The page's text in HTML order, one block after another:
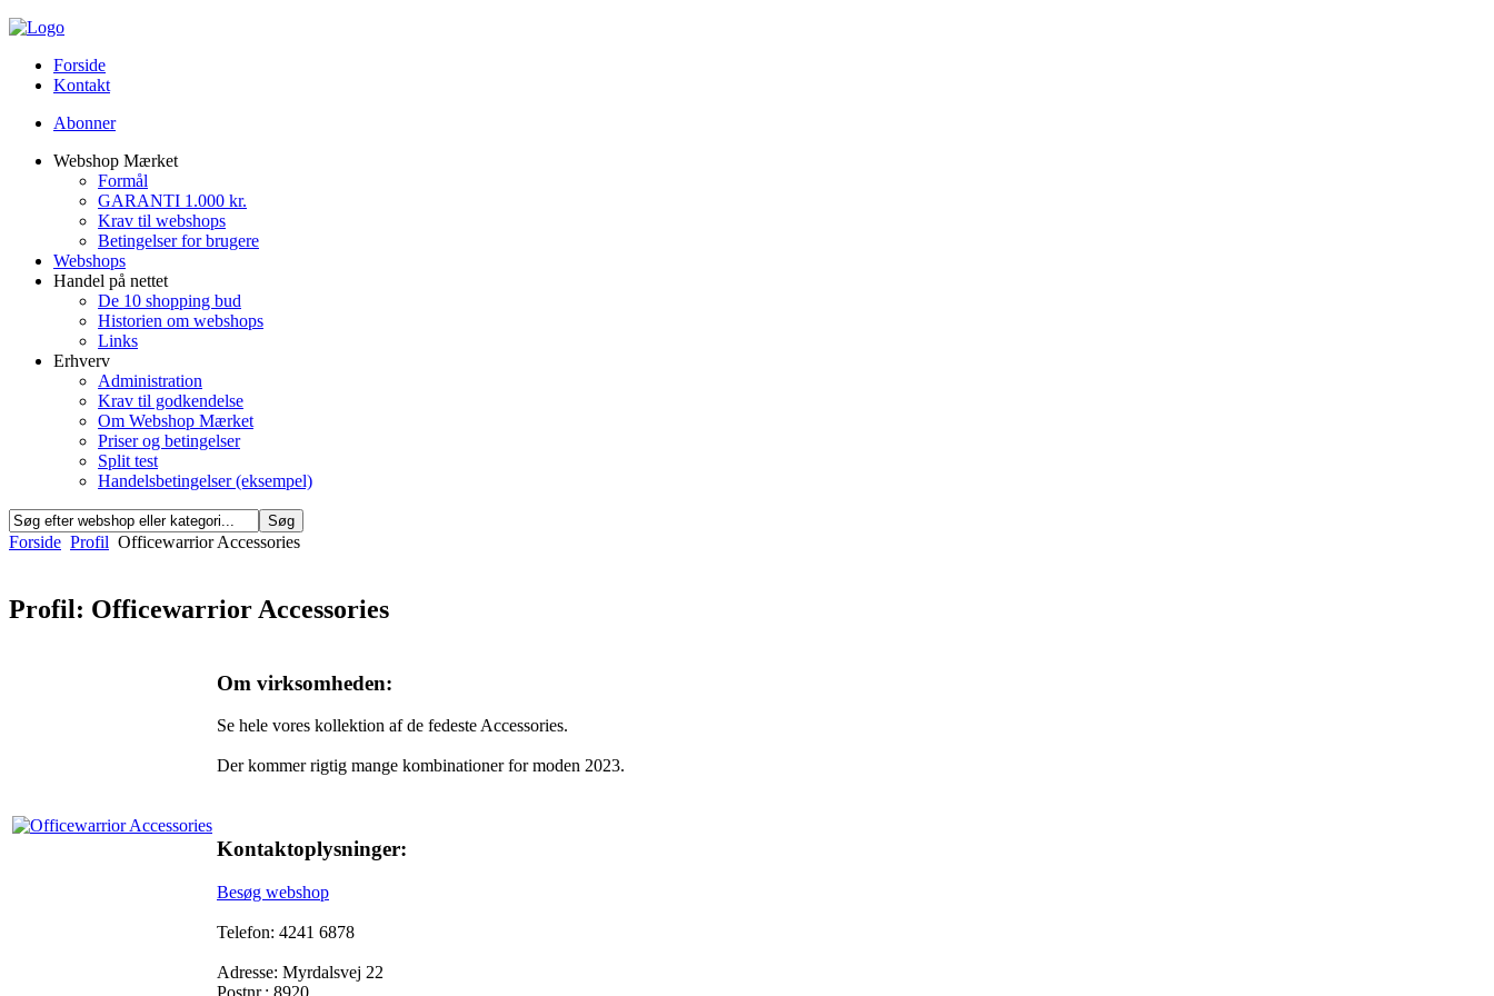
Forside
Kontakt
Abonner
Webshop Mærket
Formål
GARANTI 1.000 kr.
Krav til webshops
Betingelser for brugere
Webshops
Handel på nettet
De 10 shopping bud
Historien om webshops
Links
Erhverv
Administration
Krav til godkendelse
Om Webshop Mærket
Priser og betingelser
Split test
Handelsbetingelser (eksempel)
Forside Profil Officewarrior Accessories
Profil: Officewarrior Accessories
Om virksomheden:
Se hele vores kollektion af de fedeste Accessories.
Der kommer rigtig mange kombinationer for moden 2023.
Kontaktoplysninger:
Besøg webshop
Telefon: 4241 6878
Adresse: Myrdalsvej 22
Postnr.: 8920